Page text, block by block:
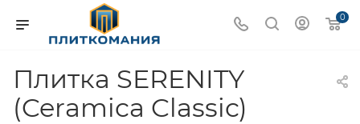
0
Плитка SERENITY
(Ceramica Classic)